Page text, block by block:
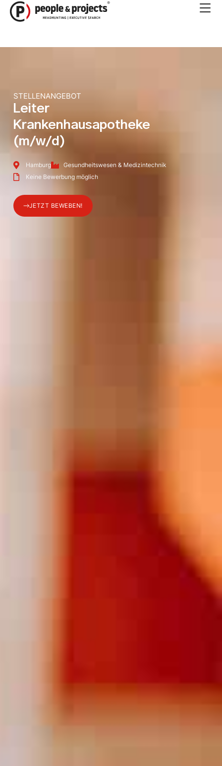
Zum
Inhalt
STELLENANGEBOT
Leiter
Krankenhausapotheke
(m/w/d)
Hamburg
Gesundheitswesen & Medizintechnik
Keine Bewerbung möglich
JETZT BEWEBEN!